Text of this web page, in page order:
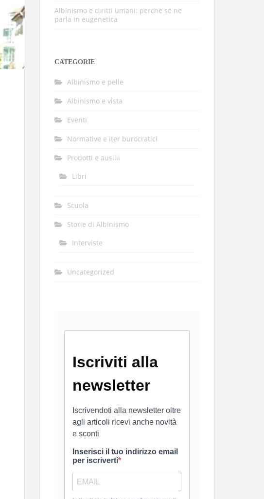
Albinismo e diritti umani: perché se ne
parla in eugenetica
CATEGORIE
Albinismo e pelle
Albinismo e vista
Eventi
Normative e iter burocratici
Prodotti e ausilii
Libri
Scuola
Storie di Albinismo
Interviste
Uncategorized